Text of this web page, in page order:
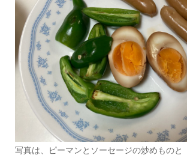
写真は、ピーマンとソーセージの炒めものと